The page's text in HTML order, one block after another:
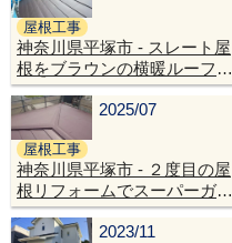
屋根工事
神奈川県平塚市 - スレート屋
根をブラウンの横暖ルーフα
プレミアムSで屋根修理
2025/07
屋根工事
神奈川県平塚市 - ２度目の屋
根リフォームでスーパーガル
テクトに葺き替え工事
2023/11